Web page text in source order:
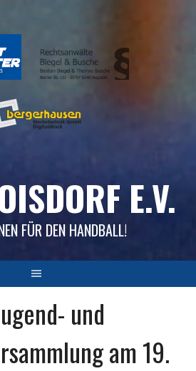
E.V.
FÜR DEN HANDBALL!
und
am 19.